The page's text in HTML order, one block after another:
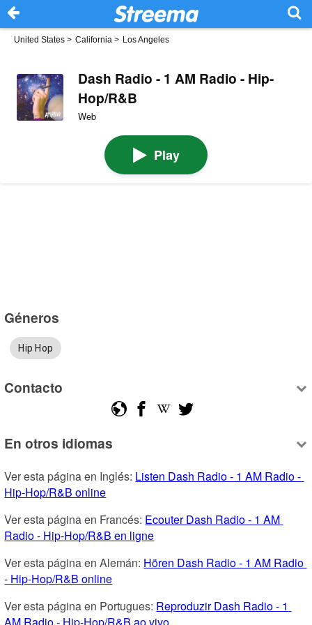
United States > California > Los Angeles
Dash Radio - 1 AM Radio - Hip-
Hop/R&B
Web
Play
Géneros
Hip Hop
Contacto
En otros idiomas
Ver esta página en Inglés: Listen Dash Radio - 1 AM Radio -
Hip-Hop/R&B online
Ver esta página en Francés: Ecouter Dash Radio - 1 AM
Radio - Hip-Hop/R&B en ligne
Ver esta página en Alemán: Hören Dash Radio - 1 AM Radio
- Hip-Hop/R&B online
Ver esta página en Portugues: Reproduzir Dash Radio - 1
AM Radio - Hip-Hop/R&B ao vivo